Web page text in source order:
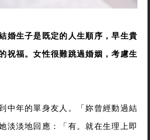
婚生子是既定的人生順序，早生貴
祝福。女性很難跳過婚姻，考慮生
中年的單身友人。「妳曾經動過結
淡淡地回應：「有。就在生理上即